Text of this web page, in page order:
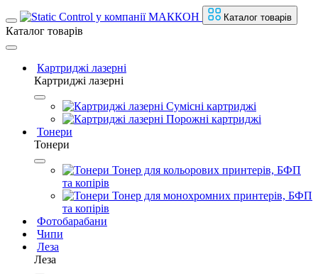
Каталог товарів
Каталог товарів
Картриджі лазерні
Картриджі лазерні
Сумісні картриджі
Порожні картриджі
Тонери
Тонери
Тонер для кольорових принтерів, БФП
та копірів
Тонер для монохромних принтерів, БФП
та копірів
Фотобарабани
Чипи
Леза
Леза